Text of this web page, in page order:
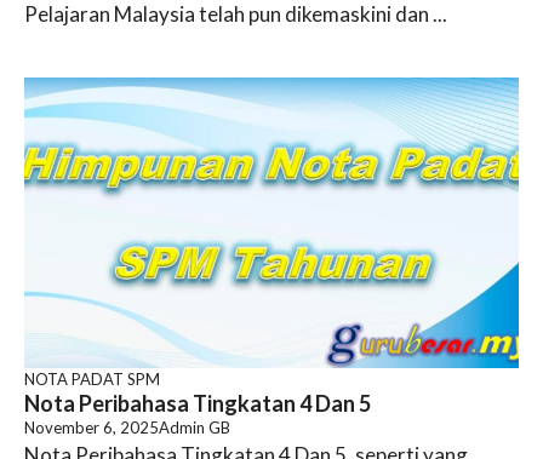
Pelajaran Malaysia telah pun dikemaskini dan ...
NOTA PADAT SPM
Nota Peribahasa Tingkatan 4 Dan 5
November 6, 2025Admin GB